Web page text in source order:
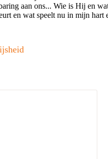
aan ons... Wie is Hij en
en wat speelt nu in mijn hart